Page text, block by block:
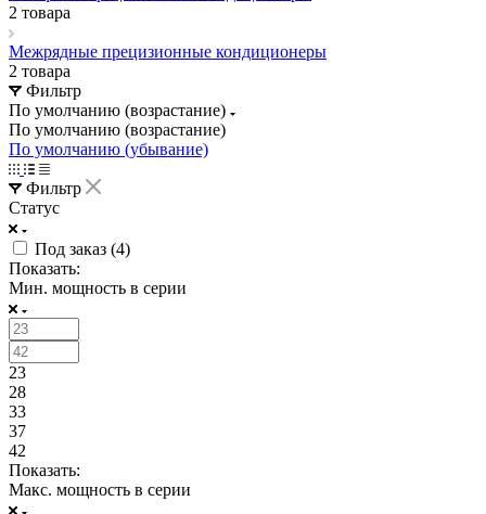
2 товара
Межрядные прецизионные кондиционеры
2 товара
Фильтр
По умолчанию (возрастание)
По умолчанию (возрастание)
По умолчанию (убывание)
Фильтр
Статус
Под заказ (4)
Показать:
Мин. мощность в серии
23
28
33
37
42
Показать:
Макс. мощность в серии